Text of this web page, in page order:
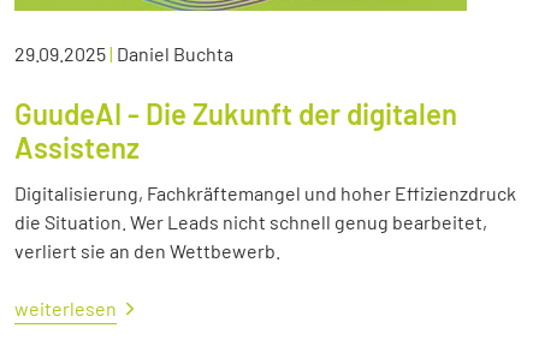
29.09.2025| Daniel Buchta
GuudeAI - Die Zukunft der digitalen
Assistenz
Digitalisierung, Fachkräftemangel und hoher Effizienzdruck
die Situation. Wer Leads nicht schnell genug bearbeitet,
verliert sie an den Wettbewerb.
weiterlesen